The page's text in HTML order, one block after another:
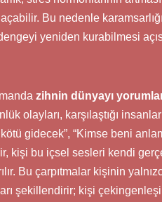
Bu nedenle
yeniden kurabilmesi
zihnin dünyayı
olayları, karşılaştığı
gidecek”, “Kimse beni
kişi bu içsel sesleri kendi
Bu çarpıtmalar kişinin
şekillendirir; kişi